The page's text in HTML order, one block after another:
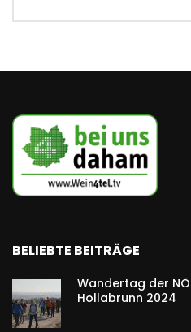
BELIEBTE BEITRÄGE
Wandertag der
Hollabrunn 2024